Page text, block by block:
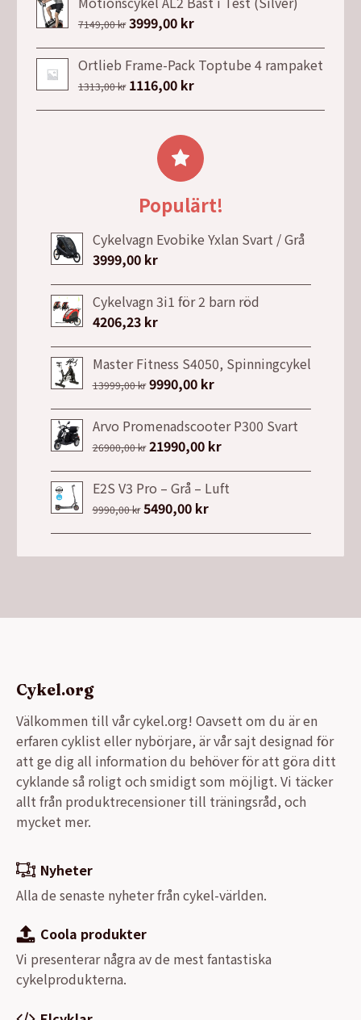
var:
7149,00kr Det
ursprungliga
priset
var:
3999,00 krDet
nuvarande
priset
är:
Ortlieb Frame-Pack Toptube 4 rampaket
1313,00kr Det
ursprungliga
1313,00 kr.
1116,00 krDet
nuvarande
är:
1116,00 kr.
Populärt!
Cykelvagn Evobike Yxlan Svart / Grå
3999,00 kr
Cykelvagn 3i1 för 2 barn röd
4206,23 kr
Master Fitness S4050, Spinningcykel
13999,00kr Det
priset
var:
9990,00 krDet
priset
är:
Arvo Promenadscooter P300 Svart
26900,00kr Det
priset
var:
21990,00 krDet
priset
E2S V3 Pro – Grå – Luft
9990,00kr Det
5490,00 krDet
Cykel.org
Välkommen till vår cykel.org! Oavsett om du är en
erfaren cyklist eller nybörjare, är vår sajt designad för
att ge dig all information du behöver för att göra ditt
cyklande så roligt och smidigt som möjligt. Vi täcker
allt från produktrecensioner till träningsråd, och
mycket mer.
Nyheter
Alla de senaste nyheter från cykel-världen.
Coola produkter
Vi presenterar några av de mest fantastiska
cykelprodukterna.